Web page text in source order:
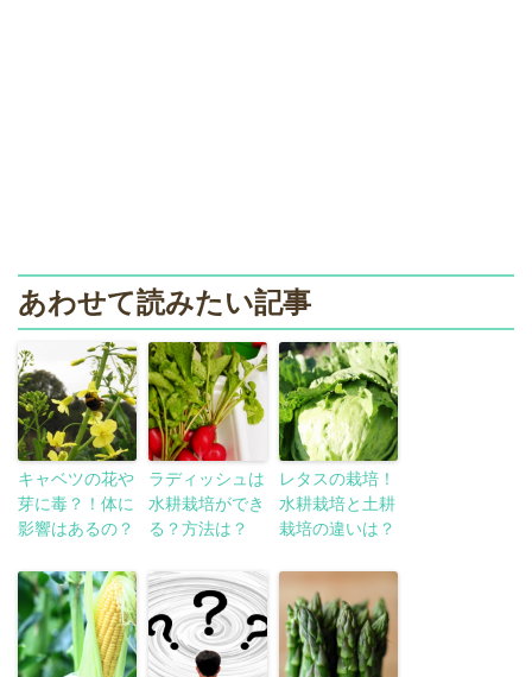
あわせて読みたい記事
キャベツの花や
芽に毒？！体に
影響はあるの？
ラディッシュは
水耕栽培ができ
る？方法は？
レタスの栽培！
水耕栽培と土耕
栽培の違いは？